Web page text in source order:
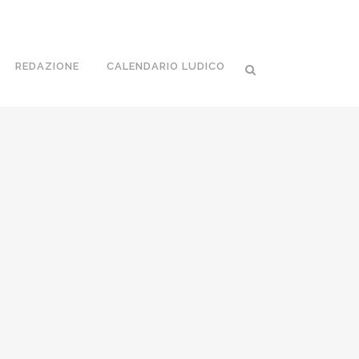
REDAZIONE CALENDARIO LUDICO